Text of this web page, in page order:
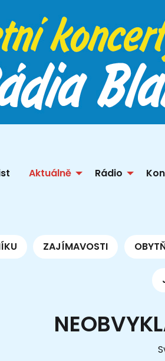
Aktuálně Rádio
ZAJÍMAVOSTI